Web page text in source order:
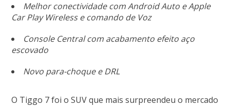
Melhor conectividade com Android Auto e Apple
Car Play Wireless e comando de Voz
Console Central com acabamento efeito aço
escovado
Novo para-choque e DRL
O Tiggo 7 foi o SUV que mais surpreendeu o mercado